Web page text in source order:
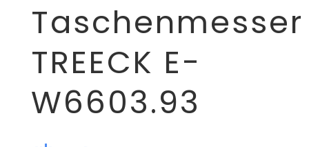
Taschenmesser
TREECK E-
W6603.93